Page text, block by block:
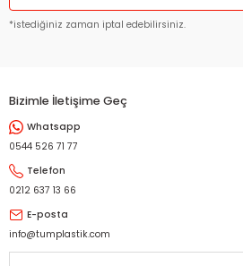
*istediğiniz zaman iptal edebilirsiniz.
Bizimle İletişime Geç
Whatsapp
0544 526 71 77
Telefon
0212 637 13 66
E-posta
info@tumplastik.com